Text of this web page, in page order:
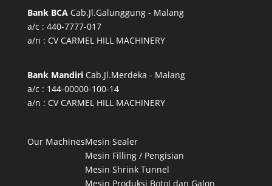
Bank BCA Cab.Jl.Galunggung - Malang
a/c : 440-7777-017
a/n : CV CARMEL HILL MACHINERY
Bank MandiriCab.Jl.Merdeka - Malang
a/c : 144-00000-100-14
a/n : CV CARMEL HILL MACHINERY
Our MachinesMesin Sealer
Mesin Filling / Pengisian
Mesin Shrink Tunnel
Mesin Produksi Botol dan Galon